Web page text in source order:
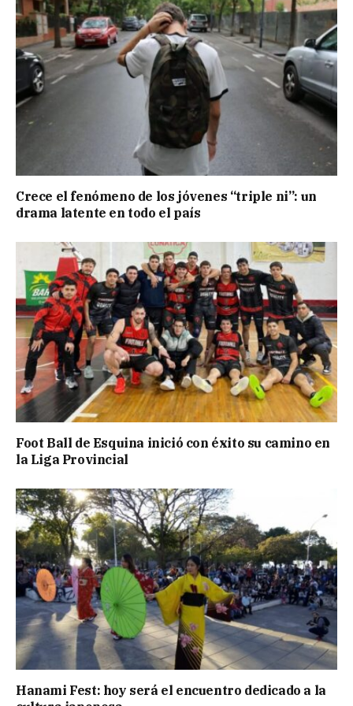
Crece el fenómeno de los jóvenes “triple ni”: un
drama latente en todo el país
Foot Ball de Esquina inició con éxito su camino en
la Liga Provincial
Hanami Fest: hoy será el encuentro dedicado a la